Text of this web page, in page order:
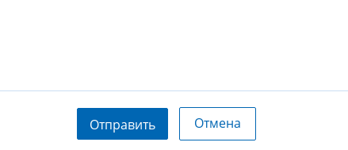
Отправить Отмена